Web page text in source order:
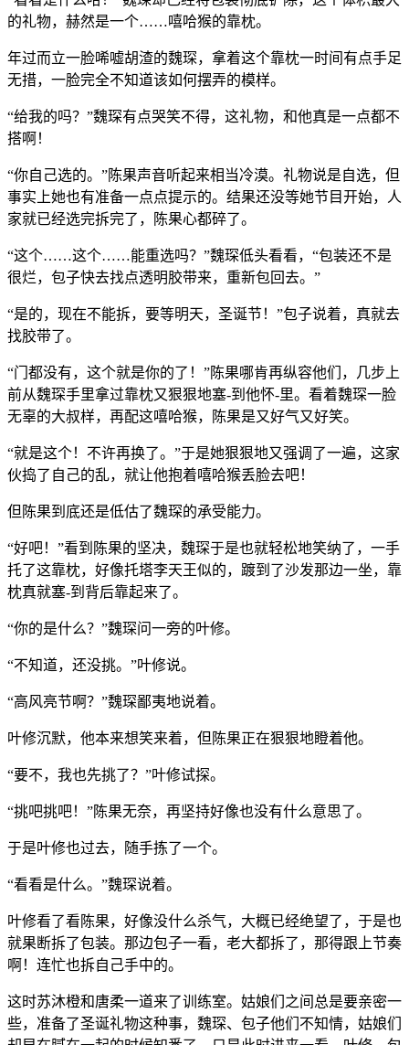
的礼物，赫然是一个……嘻哈猴的靠枕。
年过而立一脸唏嘘胡渣的魏琛，拿着这个靠枕一时间有点手足
无措，一脸完全不知道该如何摆弄的模样。
“给我的吗？”魏琛有点哭笑不得，这礼物，和他真是一点都不
搭啊！
“你自己选的。”陈果声音听起来相当冷漠。礼物说是自选，但
事实上她也有准备一点点提示的。结果还没等她节目开始，人
家就已经选完拆完了，陈果心都碎了。
“这个……这个……能重选吗？”魏琛低头看看，“包装还不是
很烂，包子快去找点透明胶带来，重新包回去。”
“是的，现在不能拆，要等明天，圣诞节！”包子说着，真就去
找胶带了。
“门都没有，这个就是你的了！”陈果哪肯再纵容他们，几步上
前从魏琛手里拿过靠枕又狠狠地塞-到他怀-里。看着魏琛一脸
无辜的大叔样，再配这嘻哈猴，陈果是又好气又好笑。
“就是这个！不许再换了。”于是她狠狠地又强调了一遍，这家
伙捣了自己的乱，就让他抱着嘻哈猴丢脸去吧！
但陈果到底还是低估了魏琛的承受能力。
“好吧！”看到陈果的坚决，魏琛于是也就轻松地笑纳了，一手
托了这靠枕，好像托塔李天王似的，踱到了沙发那边一坐，靠
枕真就塞-到背后靠起来了。
“你的是什么？”魏琛问一旁的叶修。
“不知道，还没挑。”叶修说。
“高风亮节啊？”魏琛鄙夷地说着。
叶修沉默，他本来想笑来着，但陈果正在狠狠地瞪着他。
“要不，我也先挑了？”叶修试探。
“挑吧挑吧！”陈果无奈，再坚持好像也没有什么意思了。
于是叶修也过去，随手拣了一个。
“看看是什么。”魏琛说着。
叶修看了看陈果，好像没什么杀气，大概已经绝望了，于是也
就果断拆了包装。那边包子一看，老大都拆了，那得跟上节奏
啊！连忙也拆自己手中的。
这时苏沐橙和唐柔一道来了训练室。姑娘们之间总是要亲密一
些，准备了圣诞礼物这种事，魏琛、包子他们不知情，姑娘们